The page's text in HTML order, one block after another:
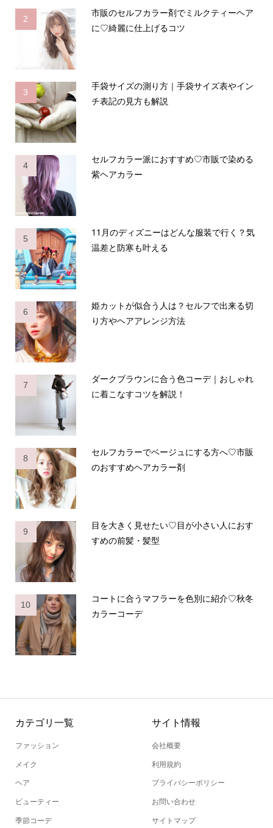
2
市販のセルフカラー剤でミルクティーヘア
に♡綺麗に仕上げるコツ
3
手袋サイズの測り方｜手袋サイズ表やイン
チ表記の見方も解説
4
セルフカラー派におすすめ♡市販で染める
紫ヘアカラー
5
11月のディズニーはどんな服装で行く？気
温差と防寒も叶える
6
姫カットが似合う人は？セルフで出来る切
り方やヘアアレンジ方法
7
ダークブラウンに合う色コーデ｜おしゃれ
に着こなすコツを解説！
8
セルフカラーでベージュにする方へ♡市販
のおすすめヘアカラー剤
9
目を大きく見せたい♡目が小さい人におす
すめの前髪・髪型
10
コートに合うマフラーを色別に紹介♡秋冬
カラーコーデ
カテゴリ一覧
ファッション
メイク
ヘア
ビューティー
季節コーデ
サイト情報
会社概要
利用規約
プライバシーポリシー
お問い合わせ
サイトマップ